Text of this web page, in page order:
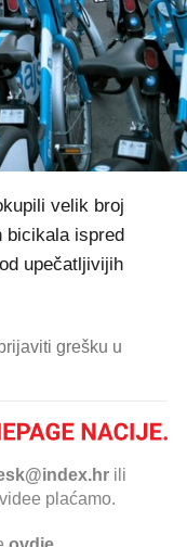
velik broj
bicikala ispred
upečatljivijih
grešku u
ili
plaćamo.